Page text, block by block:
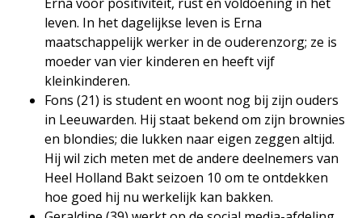
leven. In het dagelijkse leven is Erna
maatschappelijk werker in de ouderenzorg; ze is
moeder van vier kinderen en heeft vijf
kleinkinderen.
Fons (21) is student en woont nog bij zijn ouders
in Leeuwarden. Hij staat bekend om zijn brownies
en blondies; die lukken naar eigen zeggen altijd.
Hij wil zich meten met de andere deelnemers van
Heel Holland Bakt seizoen 10 om te ontdekken
hoe goed hij nu werkelijk kan bakken.